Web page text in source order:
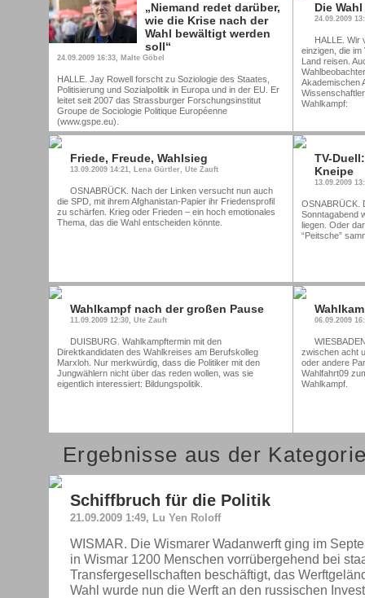
„Niemand redet darüber,
wie die Krise nach der
Wahl bewältigt werden
soll“
24.09.2009 16:33, Malte Göbel
HALLE. Jay Rowell forscht zu Soziologie des Staates,
Politisierung und Sozialpolitik in Europa und in der EU. Er
leitet seit 2007 das Strassburger Forschungsinstitut
Groupe de Sociologie Politique Européenne
(www.gspe.eu).
Die
24.09.2009
HALLE. Wir
einzigen, die
Land reisen.
Akademischen
Wahlkampf:
Friede, Freude, Wahlsieg
13.09.2009 14:21, Lena Gürtler, Ute Zauft
OSNABRÜCK. Nach der Linken versucht nun auch
die SPD, mit ihrem Afghanistan-Papier ihr Friedensprofil
zu schärfen. Krieg oder Frieden – ein hoch emotionales
Thema, das die Wahl entscheiden könnte.
TV-
Kneipe
13.09.2009
OSNABRÜCK.
Sonntagabend
liegen. Oder
“Peitsche”
Wahlkampf nach der großen Pause
11.09.2009 12:30, Ute Zauft
DUISBURG. Wahlkampftermin mit den
Direktkandidaten des Wahlkreises am Berufskolleg
Marxloh. Nur merkwürdig, dass die Politiker mit den
Jungwählern nicht über das reden wollen, was sie
eigentlich interessiert: Bildungspolitik.
06.09.2009
zwischen acht
oder andere
Wahlfahrt09
Wahlkampf.
Ergebnisse aus der
Schiffbruch für die Politik
21.09.2009 1:49, Lu Yen Roloff
WISMAR. Die Wismarer Wadanwerft ging im
in Wismar 1200 Menschen vorrübergehend bei
Transfergesellschaften beschäftigt, das
Wahl wurde nun die Werft an den russischen